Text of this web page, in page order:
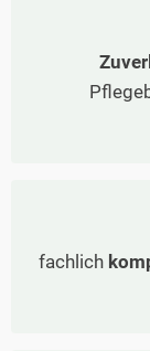
fachlich